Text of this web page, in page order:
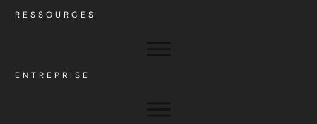
RESSOURCES
ENTREPRISE